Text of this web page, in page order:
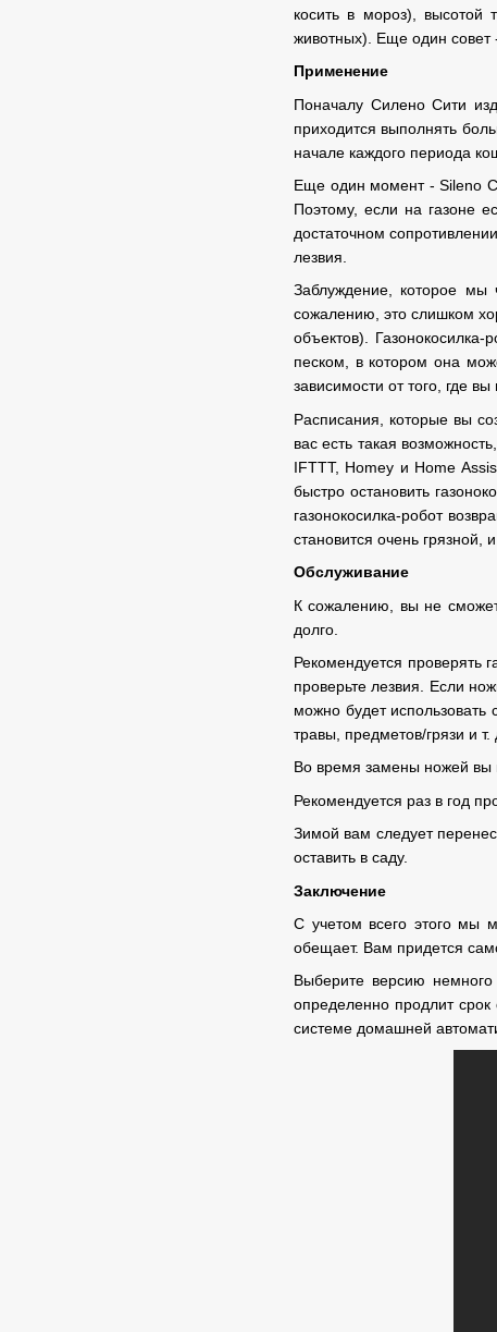
косить в мороз), высотой
животных). Еще один совет
Применение
Поначалу Силено Сити
приходится выполнять
начале каждого периода
Еще один момент - Sileno
Поэтому, если на газоне
достаточном
лезвия.
Заблуждение, которое мы
сожалению, это слишком
объектов).
песком, в котором она
зависимости от того, где
Расписания, которые вы
вас есть такая
IFTTT, Homey и Home
быстро остановить
газонокосилка-робот
становится очень грязной,
Обслуживание
К сожалению, вы не
долго.
Рекомендуется проверять
проверьте лезвия. Если
можно будет использовать
травы, предметов/грязи и т.
Во время замены ножей вы
Рекомендуется раз в год
Зимой вам следует
оставить в саду.
Заключение
С учетом всего этого мы
обещает. Вам придется
Выберите версию
определенно продлит срок
системе домашней